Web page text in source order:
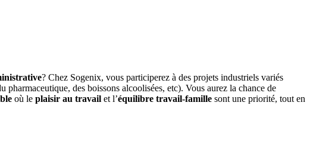
? Chez Sogenix, vous participerez à des projets industriels variés
des boissons alcoolisées, etc). Vous aurez la chance de
où le plaisir au travail et l’équilibre travail-famille sont une priorité, tout en